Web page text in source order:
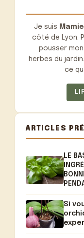
Je suis
côté de Lyon.
pousser
herbes du
ce
ARTICLES
LE
Si